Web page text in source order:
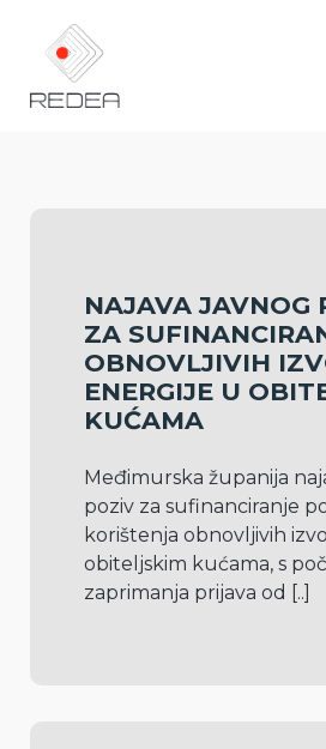
NAJAVA JAVNOG
ZA
OBNOVLJIVIH
ENERGIJE U
KUĆAMA
Međimurska županija
poziv za sufinanciranje
korištenja obnovljivih
obiteljskim kućama, s
zaprimanja prijava od [..]